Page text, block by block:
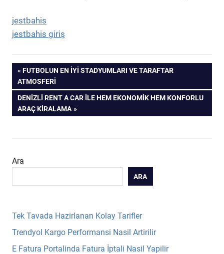
jestbahis
jestbahis giriş
Yazı
gezinmesi
PREVIOUS
POST:
FUTBOLUN EN İYI STADYUMLARI VE TARAFTAR
ATMOSFERI
NEXT
POST:
DENIZLI RENT A CAR İLE HEM EKONOMIK HEM KONFORLU
ARAÇ KIRALAMA
Ara
ARA
Tek Tavada Hazirlanan Kolay Tarifler
Trendyol Kargo Performansi Nasil Artirilir
E Fatura Portalinda Fatura İptali Nasil Yapilir